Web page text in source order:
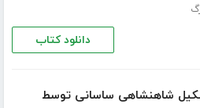
دانلود کتاب
شاهنشاهی ساسانی توسط